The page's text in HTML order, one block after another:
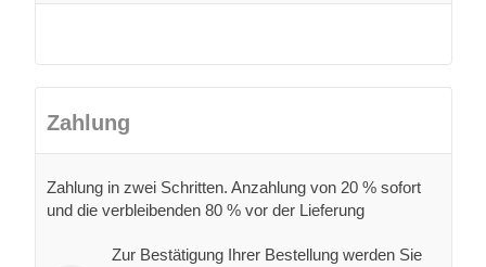
Zahlung
Zahlung in zwei Schritten. Anzahlung von 20 % sofort
und die verbleibenden 80 % vor der Lieferung
Zur Bestätigung Ihrer Bestellung werden Sie